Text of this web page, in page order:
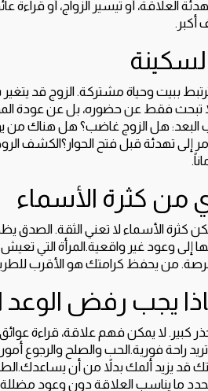
العلاقة، أو تيسير الزواج، أو
أكبر.
ببيت وحياة مشتركة. الزوج قد
تبحث فقط عن حضوره، بل عن عودة
البعد: هل الزوج غاضب؟ هل هناك من
إلى تهدئة قبل فتح الحوار؟الكشف
من كثرة الأسماء
كثرة الأسماء لا تعني الثقة.
إلى وعود غير واقعية.المرأة التي تعيش
من يحفظ كرامتك هو الأقرب
يجب رفض الوعد
كبير. لا يمكن فهم علاقة، قراءة
راحة فورية.الحب والصلح والرجوع
يزيد ألمك بدلاً من أن
ما يناسب العلاقة دون وعود